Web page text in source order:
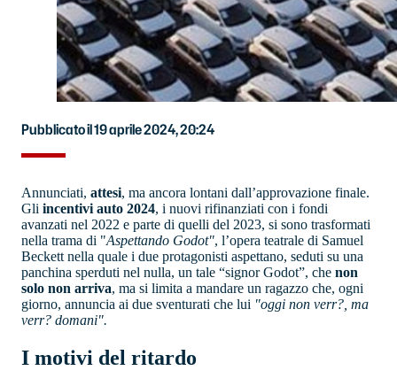
Pubblicato il 19 aprile 2024, 20:24
Annunciati, attesi, ma ancora lontani dall’approvazione finale.
Gli incentivi auto 2024, i nuovi rifinanziati con i fondi
avanzati nel 2022 e parte di quelli del 2023, si sono trasformati
nella trama di "Aspettando Godot", l’opera teatrale di Samuel
Beckett nella quale i due protagonisti aspettano, seduti su una
panchina sperduti nel nulla, un tale “signor Godot”, che non
solo non arriva, ma si limita a mandare un ragazzo che, ogni
giorno, annuncia ai due sventurati che lui "oggi non verr?, ma
verr? domani".
I motivi del ritardo